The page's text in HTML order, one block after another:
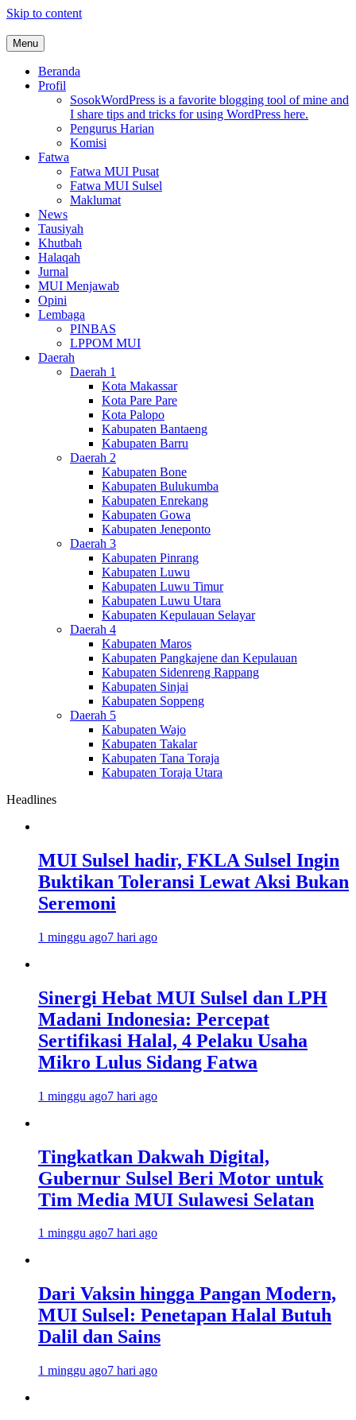
Skip to content
MUI Sulawesi Selatan
Khadimul Ummah wa Shadiqul Hukuuma
Menu
Beranda
Profil
SosokWordPress is a favorite blogging tool of mine and
I share tips and tricks for using WordPress here.
Pengurus Harian
Komisi
Fatwa
Fatwa MUI Pusat
Fatwa MUI Sulsel
Maklumat
News
Tausiyah
Khutbah
Halaqah
Jurnal
MUI Menjawab
Opini
Lembaga
PINBAS
LPPOM MUI
Daerah
Daerah 1
Kota Makassar
Kota Pare Pare
Kota Palopo
Kabupaten Bantaeng
Kabupaten Barru
Daerah 2
Kabupaten Bone
Kabupaten Bulukumba
Kabupaten Enrekang
Kabupaten Gowa
Kabupaten Jeneponto
Daerah 3
Kabupaten Pinrang
Kabupaten Luwu
Kabupaten Luwu Timur
Kabupaten Luwu Utara
Kabupaten Kepulauan Selayar
Daerah 4
Kabupaten Maros
Kabupaten Pangkajene dan Kepulauan
Kabupaten Sidenreng Rappang
Kabupaten Sinjai
Kabupaten Soppeng
Daerah 5
Kabupaten Wajo
Kabupaten Takalar
Kabupaten Tana Toraja
Kabupaten Toraja Utara
Headlines
MUI Sulsel hadir, FKLA Sulsel Ingin
Buktikan Toleransi Lewat Aksi Bukan
Seremoni
1 minggu ago7 hari ago
Sinergi Hebat MUI Sulsel dan LPH
Madani Indonesia: Percepat
Sertifikasi Halal, 4 Pelaku Usaha
Mikro Lulus Sidang Fatwa
1 minggu ago7 hari ago
Tingkatkan Dakwah Digital,
Gubernur Sulsel Beri Motor untuk
Tim Media MUI Sulawesi Selatan
1 minggu ago7 hari ago
Dari Vaksin hingga Pangan Modern,
MUI Sulsel: Penetapan Halal Butuh
Dalil dan Sains
1 minggu ago7 hari ago